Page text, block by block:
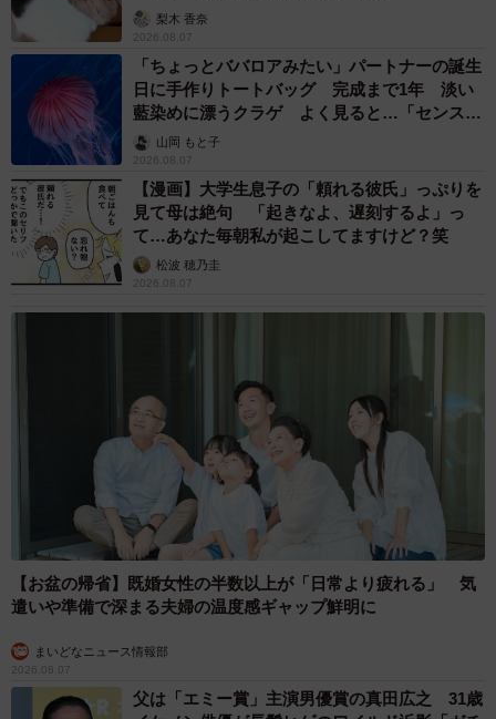
梨木 香奈
2026.08.07
「ちょっとババロアみたい」パートナーの誕生
日に手作りトートバッグ 完成まで1年 淡い
藍染めに漂うクラゲ よく見ると…「センスす
ごい」山岡 もと子
2026.08.07
【漫画】大学生息子の「頼れる彼氏」っぷりを
見て母は絶句 「起きなよ、遅刻するよ」っ
て…あなた毎朝私が起こしてますけど？笑
松波 穂乃圭
2026.08.07
【お盆の帰省】既婚女性の半数以上が「日常より疲れる」 気
遣いや準備で深まる夫婦の温度感ギャップ鮮明に
まいどなニュース情報部
2026.08.07
父は「エミー賞」主演男優賞の真田広之 31歳